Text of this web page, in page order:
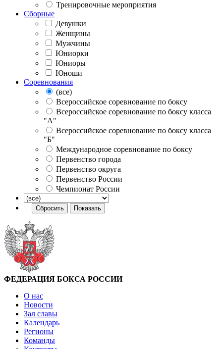
Тренировочные мероприятия
Сборные
Девушки
Женщины
Мужчины
Юниорки
Юниоры
Юноши
Соревнования
(все)
Всероссийское соревнование по боксу
Всероссийское соревнование по боксу класса
"А"
Всероссийское соревнование по боксу класса
"Б"
Международное соревнование по боксу
Первенство города
Первенство округа
Первенство России
Чемпионат России
ФЕДЕРАЦИЯ БОКСА РОССИИ
О нас
Новости
Зал славы
Календарь
Регионы
Команды